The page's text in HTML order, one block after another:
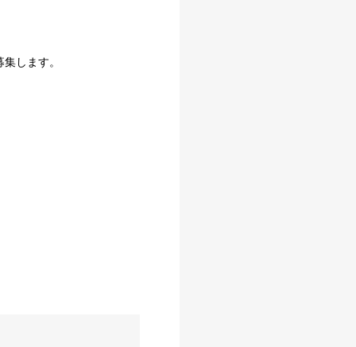
します。